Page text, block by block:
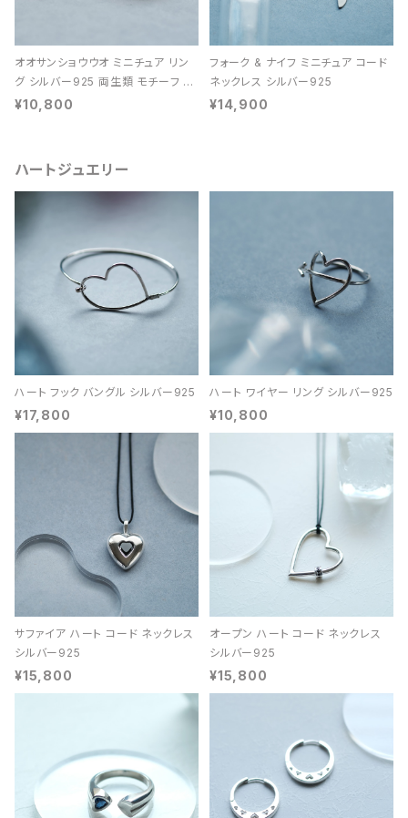
オオサンショウウオ ミニチュア リン
グ シルバー925 両生類 モチーフ レ
ディース ユニセックス
¥10,800
フォーク & ナイフ ミニチュア コード
ネックレス シルバー925
¥14,900
ハートジュエリー
ハート フック バングル シルバー925
¥17,800
ハート ワイヤー リング シルバー925
¥10,800
サファイア ハート コード ネックレス
シルバー925
¥15,800
オープン ハート コード ネックレス
シルバー925
¥15,800